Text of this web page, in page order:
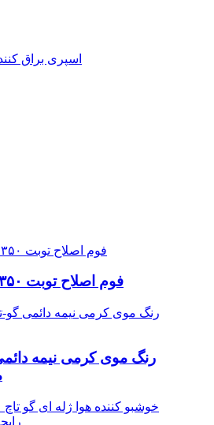
اسپری براق
فوم اصلاح توبت ۳۵۰ میلی‌لیتری